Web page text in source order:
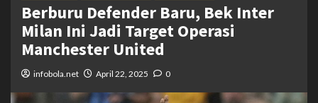
Berburu Defender Baru, Bek Inter
Milan Ini Jadi Target Operasi
Manchester United
infobola.net April 22, 2025 0